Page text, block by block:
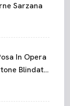
Sarzana
In Opera
Blindato